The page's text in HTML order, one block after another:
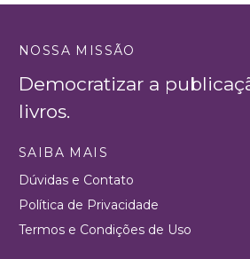
NOSSA MISSÃO
Democratizar a
livros.
SAIBA MAIS
Dúvidas e Contato
Política de Privacidade
Termos e Condições de Uso